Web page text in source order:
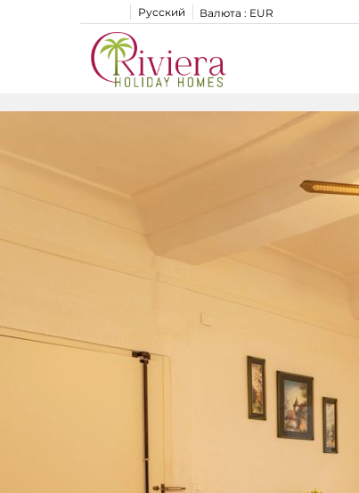
Русский Валюта : EUR